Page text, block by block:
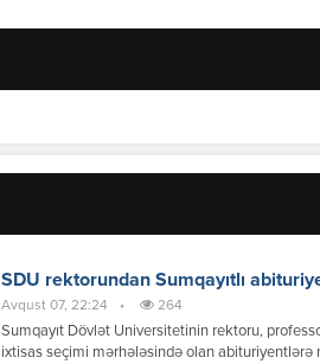
SDU rektorundan Sumqayıtlı
Avqust 07, 22:24 • 264
Sumqayıt Dövlət Universitetinin rektoru,
ixtisas seçimi mərhələsində olan abituriyentlərə